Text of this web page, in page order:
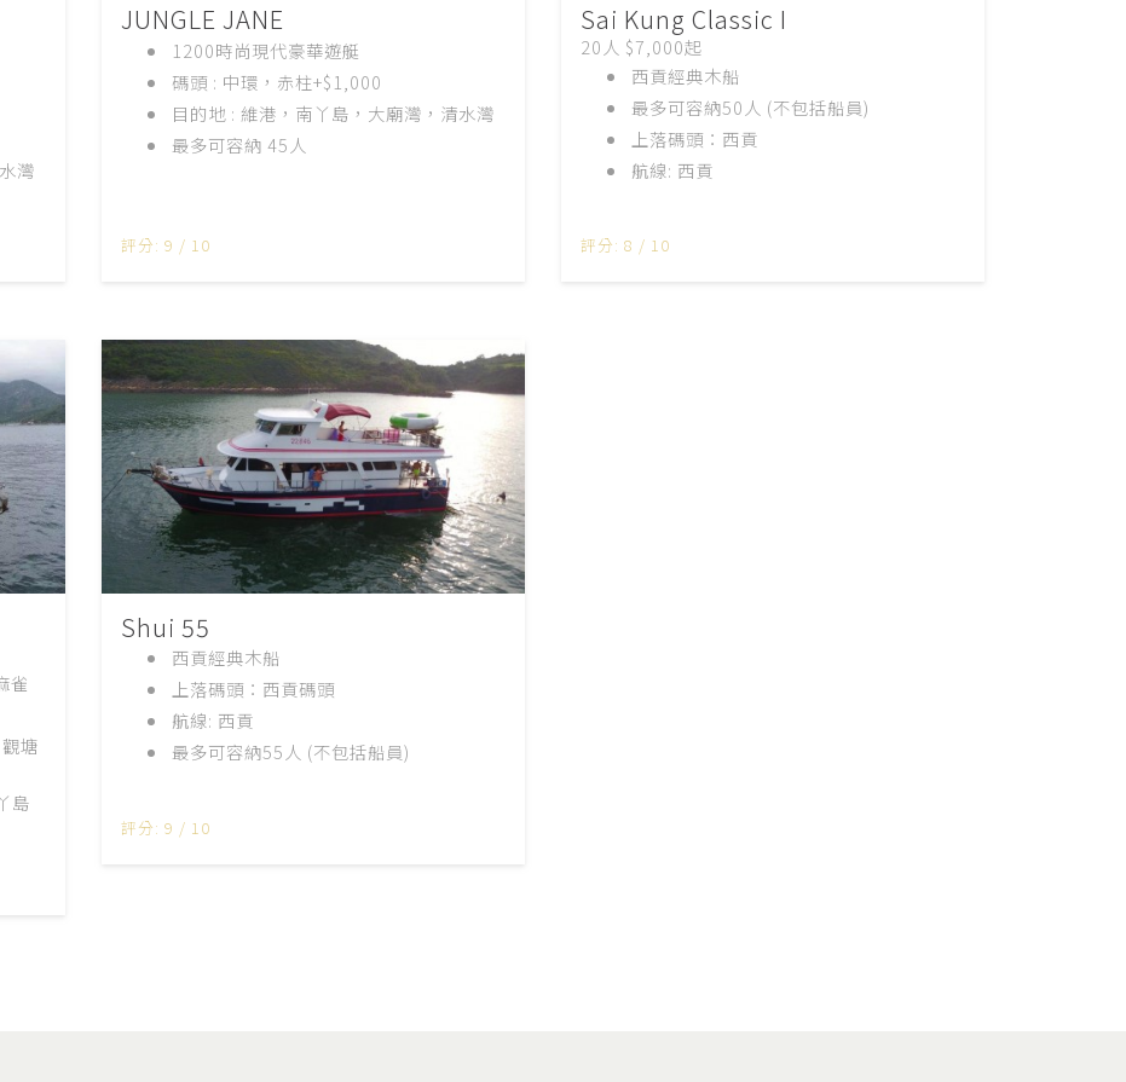
灣
JUNGLE JANE
1200時尚現代豪華遊艇
碼頭 : 中環，赤柱+$1,000
目的地 : 維港，南丫島，大廟灣，清水灣
最多可容納 45 人
評分: 9 / 10
Sai Kung Classic I
20人 $7,000起
西貢經典木船
最多可容納50 人 (不包括船員)
上落碼頭：西貢
航線: 西貢
評分: 8 / 10
雀
塘
島
Shui 55
西貢經典木船
上落碼頭：西貢碼頭
航線: 西貢
最多可容納55人 (不包括船員)
評分: 9 / 10